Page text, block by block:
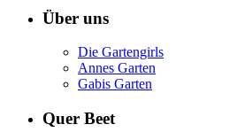
Über uns
Die Gartengirls
Annes Garten
Gabis Garten
Quer Beet